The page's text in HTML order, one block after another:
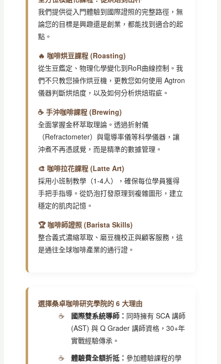
我們提供從入門體驗到國際證照的完整路徑，無
論您的目標是興趣還是創業，都能找到適合的起
點。
🔥 咖啡烘豆課程 (Roasting)
從生豆鑑定、物理化學變化到RoR曲線控制。我
們不只教您操作烘豆機，更教您如何使用 Agtron
儀器判斷烘焙度，以及如何分析烘焙瑕疵。
☕ 手沖咖啡課程 (Brewing)
全面掌握金杯萃取理論。透過折射儀
（Refractometer）與電導率儀等科學儀器，讓
沖煮不再憑感覺，而是精準的數據管理。
🎨 咖啡拉花課程 (Latte Art)
採用小班制教學（1-4人），確保每位學員獲得
手把手指導。從奶泡打發原理到複雜圖形，建立
穩定的肌肉記憶。
🏆 咖啡師證照 (Barista Skills)
整合義式濃縮萃取、磨豆機校正與顧客服務，這
是通往全球咖啡產業的通行證。
選擇桑卓咖啡研究學院的 6 大理由
國際雙系統導師： 同時擁有 SCA 講師
(AST) 與 Q Grader 講師資格，30+年
實戰經驗傳承。
體驗費全額折抵： 參加體驗課程的學